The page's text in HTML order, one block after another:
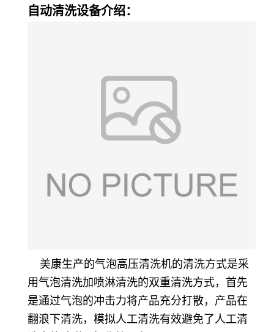
自动清洗设备介绍：
美康生产的气泡高压清洗机的清洗方式是采
用气泡清洗加喷淋清洗的双重清洗方式，首先
是通过气泡的冲击力将产品充分打散，产品在
翻浪下清洗，模拟人工清洗有效避免了人工清